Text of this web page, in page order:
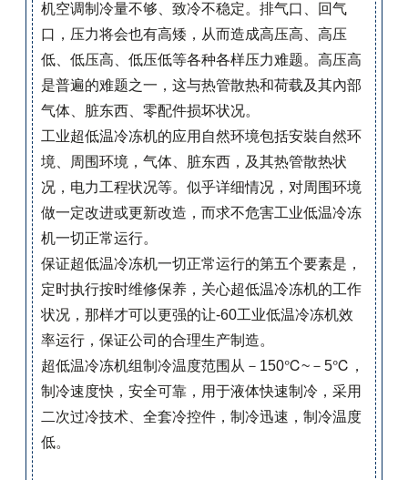
机空调制冷量不够、致冷不稳定。排气口、回气
口，压力将会也有高矮，从而造成高压高、高压
低、低压高、低压低等各种各样压力难题。高压高
是普遍的难题之一，这与热管散热和荷载及其內部
气体、脏东西、零配件损坏状况。
工业超低温冷冻机的应用自然环境包括安裝自然环
境、周围环境，气体、脏东西，及其热管散热状
况，电力工程状况等。似乎详细情况，对周围环境
做一定改进或更新改造，而求不危害工业低温冷冻
机一切正常运行。
保证超低温冷冻机一切正常运行的第五个要素是，
定时执行按时维修保养，关心超低温冷冻机的工作
状况，那样才可以更强的让-60工业低温冷冻机效
率运行，保证公司的合理生产制造。
超低温冷冻机组制冷温度范围从－150℃~－5℃，
制冷速度快，安全可靠，用于液体快速制冷，采用
二次过冷技术、全套冷控件，制冷迅速，制冷温度
低。